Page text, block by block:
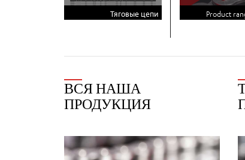
Тяговые цепи Product
ВСЯ НАША
ПРОДУКЦИЯ